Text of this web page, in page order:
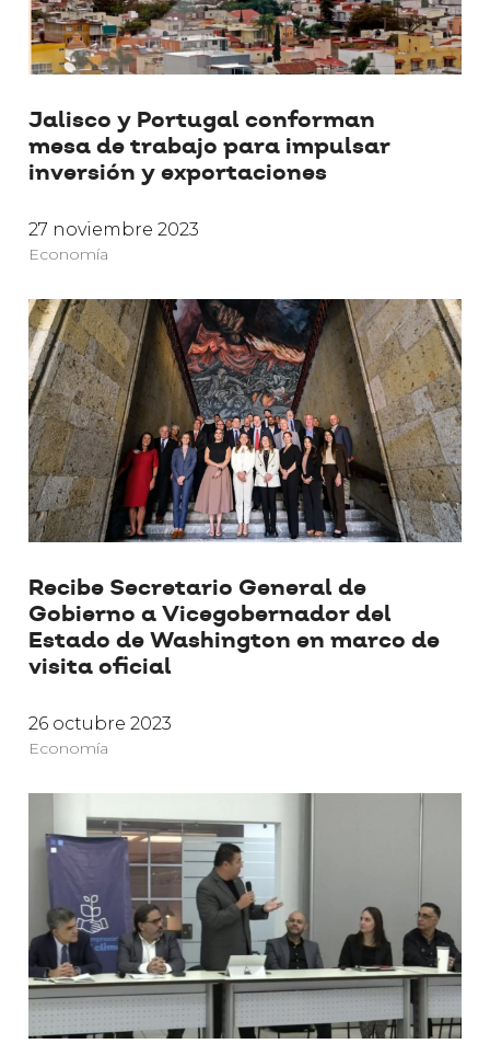
Jalisco y Portugal conforman
mesa de trabajo para impulsar
inversión y exportaciones
27 noviembre 2023
Economía
Recibe Secretario General de
Gobierno a Vicegobernador del
Estado de Washington en marco de
visita oficial
26 octubre 2023
Economía